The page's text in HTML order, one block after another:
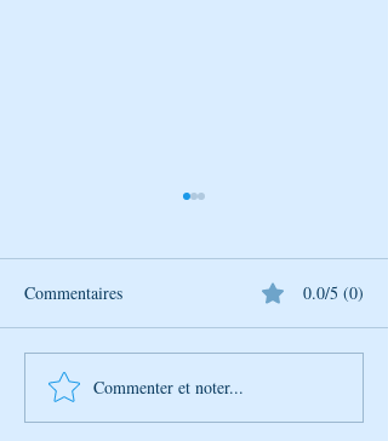
Ma journée avec Rabenou
Commentaires 0.0/5 (0)
Commenter et noter...